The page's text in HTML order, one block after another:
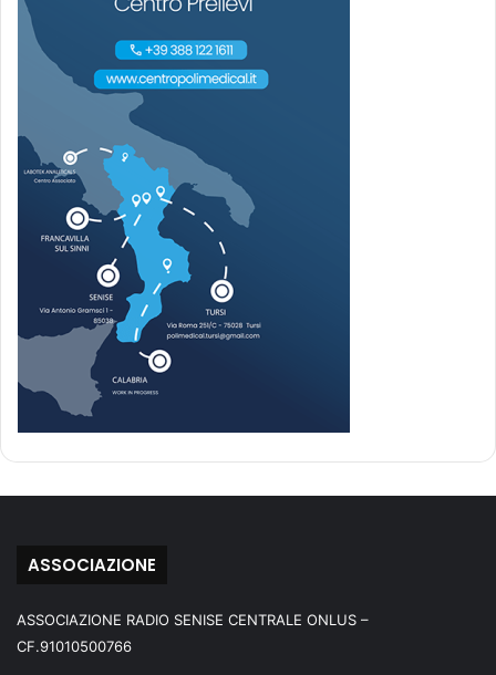
ASSOCIAZIONE
ASSOCIAZIONE RADIO SENISE CENTRALE ONLUS –
CF.91010500766